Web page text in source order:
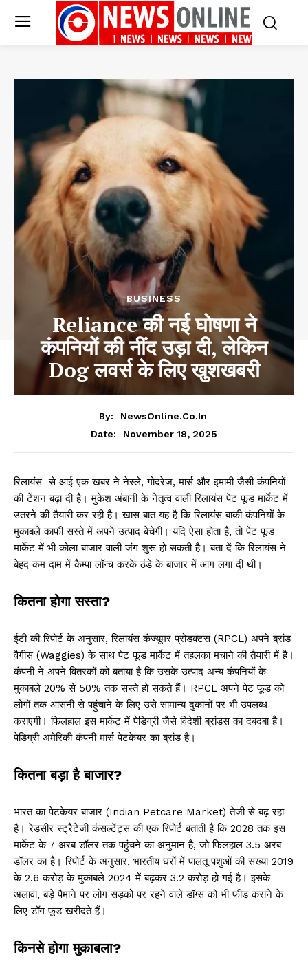
BUSINESS
Reliance की नई घोषणा ने
कंपनियों की नींद उड़ा दी, लेकिन
Dog लवर्स के लिए खुशखबरी
By:
NewsOnline.co.in
Date:
November 18, 2025
रिलायंस से आई एक खबर ने नेस्ले, गोदरेज, मार्स और इमामी जैसी कंपनियों
की टेंशन बढ़ा दी है। मुकेश अंबानी के नेतृत्व वाली रिलायंस पेट फूड मार्केट में
उतरने की तैयारी कर रही है। खास बात यह है कि रिलायंस बाकी कंपनियों के
मुकाबले काफी सस्ते में अपने उत्पाद बेचेगी। यदि ऐसा होता है, तो पेट फूड
मार्केट में भी कोला बाजार वाली जंग शुरू हो सकती है। बता दें कि रिलायंस ने
बेहद कम दाम में कैम्पा लॉन्च करके ठंडे के बाजार में आग लगा दी थी।
कितना होगा सस्ता?
ईटी की रिपोर्ट के अनुसार, रिलायंस कंज्यूमर प्रोडक्टस (RPCL) अपने ब्रांड
वैगीस (Waggies) के साथ पेट फूड मार्केट में तहलका मचाने की तैयारी में है।
कंपनी ने अपने वितरकों को बताया है कि उसके उत्पाद अन्य कंपनियों के
मुकाबले 20% से 50% तक सस्ते हो सकते हैं। RPCL अपने पेट फूड को
लोगों तक आसनी से पहुंचाने के लिए उसे सामान्य दुकानों पर भी उपलब्ध
कराएगी। फिलहाल इस मार्केट में पेडिग्री जैसे विदेशी ब्रांडस का दबदबा है।
पेडिग्री अमेरिकी कंपनी मार्स पेटकेयर का ब्रांड है।
कितना बड़ा है बाजार?
भारत का पेटकेयर बाजार (Indian Petcare Market) तेजी से बढ़ रहा
है। रेडसीर स्ट्रैटेजी कंसल्टेंट्स की एक रिपोर्ट बताती है कि 2028 तक इस
मार्केट के 7 अरब डॉलर तक पहुंचने का अनुमान है, जो फिलहाल 3.5 अरब
डॉलर का है। रिपोर्ट के अनुसार, भारतीय घरों में पालतू पशुओं की संख्या 2019
के 2.6 करोड़ के मुकाबले 2024 में बढ़कर 3.2 करोड़ हो गई है। इसके
अलावा, बड़े पैमाने पर लोग सड़कों पर रहने वाले डॉग्स को भी फीड कराने के
लिए डॉग फूड खरीदते हैं।
किनसे होगा मुकाबला?